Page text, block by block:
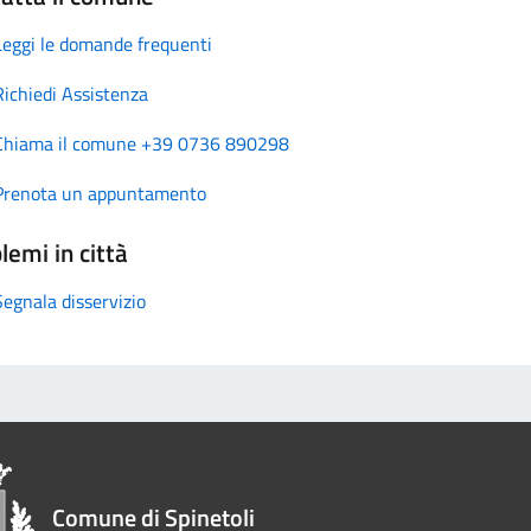
le domande frequenti
Assistenza
il comune +39 0736 890298
un appuntamento
in città
disservizio
Comune di Spinetoli